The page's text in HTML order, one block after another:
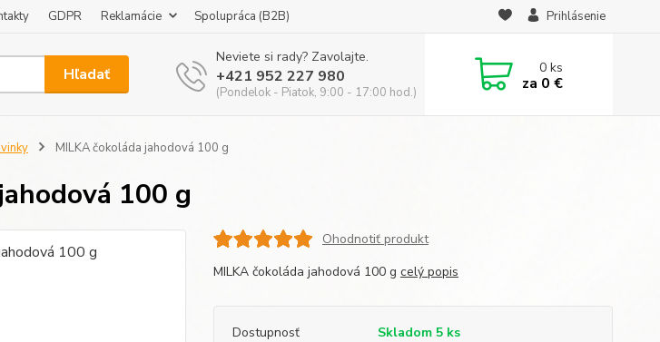
GDPR Reklamácie Spolupráca (B2B) Prihlásenie
Hľadať
Neviete si rady? Zavolajte.
+421 952 227 980
(Pondelok - Piatok, 9:00 - 17:00 hod.)
0ks
za 0 €
MILKA čokoláda jahodová 100 g
100 g
Ohodnotiť produkt
MILKA čokoláda jahodová 100 g celý popis
Dostupnosť
Skladom 5 ks